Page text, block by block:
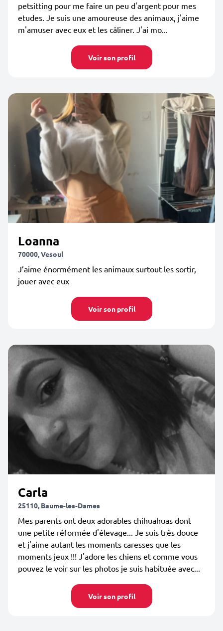
petsitting pour me faire un peu d'argent pour mes
etudes. Je suis une amoureuse des animaux, j'aime
m'amuser avec eux et les câliner. J'ai mo...
Voir son profil
Loanna
70000, Vesoul
J’aime énormément les animaux surtout les sortir,
jouer avec eux
Voir son profil
Carla
25110, Baume-les-Dames
Mes parents ont deux adorables chihuahuas dont
une petite réformée d'élevage... Je suis très douce
et j'aime autant les moments caresses que les
moments jeux !!! J'adore les chiens et comme vous
pouvez le voir sur les photos je suis habituée avec...
Voir son profil